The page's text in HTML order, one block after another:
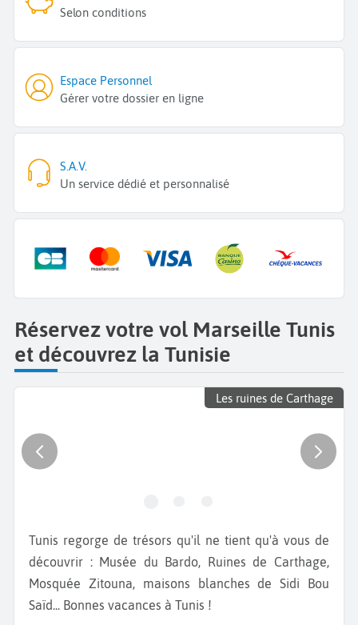
Selon conditions
Espace Personnel
Gérer votre dossier en ligne
S.A.V.
Un service dédié et personnalisé
Réservez votre vol Marseille Tunis
et découvrez la Tunisie
Les ruines de Carthage
Tunis regorge de trésors qu'il ne tient qu'à vous de
découvrir : Musée du Bardo, Ruines de Carthage,
Mosquée Zitouna, maisons blanches de Sidi Bou
Saïd... Bonnes vacances à Tunis !